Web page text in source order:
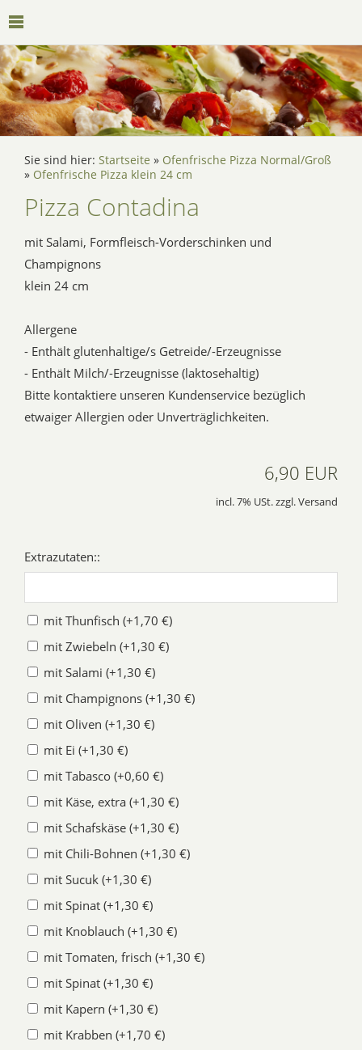
Sie sind hier: Startseite » Ofenfrische Pizza Normal/Groß
» Ofenfrische Pizza klein 24 cm
Pizza Contadina
mit Salami, Formfleisch-Vorderschinken und
Champignons
klein 24 cm
Allergene
- Enthält glutenhaltige/s Getreide/-Erzeugnisse
- Enthält Milch/-Erzeugnisse (laktosehaltig)
Bitte kontaktiere unseren Kundenservice bezüglich
etwaiger Allergien oder Unverträglichkeiten.
6,90 EUR
incl. 7% USt. zzgl. Versand
Extrazutaten::
mit Thunfisch (+1,70 €)
mit Zwiebeln (+1,30 €)
mit Salami (+1,30 €)
mit Champignons (+1,30 €)
mit Oliven (+1,30 €)
mit Ei (+1,30 €)
mit Tabasco (+0,60 €)
mit Käse, extra (+1,30 €)
mit Schafskäse (+1,30 €)
mit Chili-Bohnen (+1,30 €)
mit Sucuk (+1,30 €)
mit Spinat (+1,30 €)
mit Knoblauch (+1,30 €)
mit Tomaten, frisch (+1,30 €)
mit Spinat (+1,30 €)
mit Kapern (+1,30 €)
mit Krabben (+1,70 €)